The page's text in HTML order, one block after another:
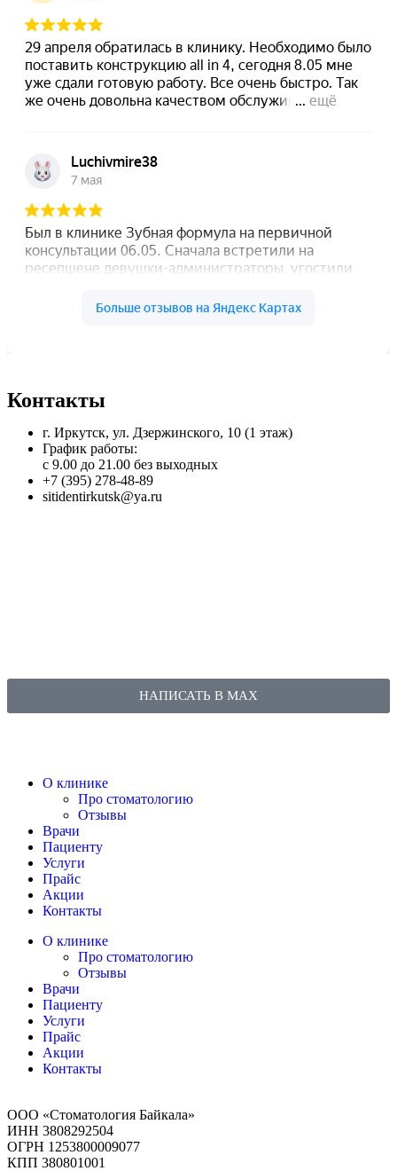
Контакты
г. Иркутск, ул. Дзержинского, 10 (1 этаж)
График работы:
с 9.00 до 21.00 без выходных
+7 (395) 278-48-89
sitidentirkutsk@ya.ru
НАПИСАТЬ В MAX
О клинике
Про стоматологию
Отзывы
Врачи
Пациенту
Услуги
Прайс
Акции
Контакты
О клинике
Про стоматологию
Отзывы
Врачи
Пациенту
Услуги
Прайс
Акции
Контакты
ООО «Стоматология Байкала»
ИНН 3808292504
ОГРН 1253800009077
КПП 380801001